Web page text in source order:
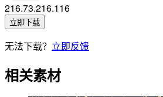
216.73.216.116
立即下载
无法下载？ 立即反馈
相关素材